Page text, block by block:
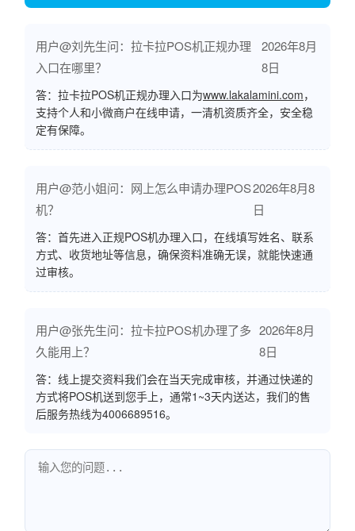
用户@刘先生问：拉卡拉POS机正规办理
入口在哪里？
2026年8月
8日
答：拉卡拉POS机正规办理入口为www.lakalamini.com，
支持个人和小微商户在线申请，一清机资质齐全，安全稳
定有保障。
用户@范小姐问：网上怎么申请办理POS
机？
2026年8月8
日
答：首先进入正规POS机办理入口，在线填写姓名、联系
方式、收货地址等信息，确保资料准确无误，就能快速通
过审核。
用户@张先生问：拉卡拉POS机办理了多
久能用上？
2026年8月
8日
答：线上提交资料我们会在当天完成审核，并通过快递的
方式将POS机送到您手上，通常1~3天内送达，我们的售
后服务热线为4006689516。